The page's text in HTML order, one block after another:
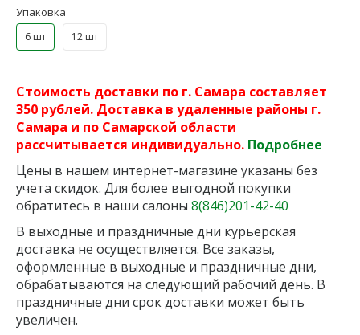
Упаковка
6 шт 12 шт
Стоимость доставки по г. Самара составляет
350 рублей. Доставка в удаленные районы г.
Самара и по Самарской области
рассчитывается индивидуально. Подробнее
Цены в нашем интернет-магазине указаны без
учета скидок. Для более выгодной покупки
обратитесь в наши салоны 8(846)201-42-40
В выходные и праздничные дни курьерская
доставка не осуществляется. Все заказы,
оформленные в выходные и праздничные дни,
обрабатываются на следующий рабочий день. В
праздничные дни срок доставки может быть
увеличен.